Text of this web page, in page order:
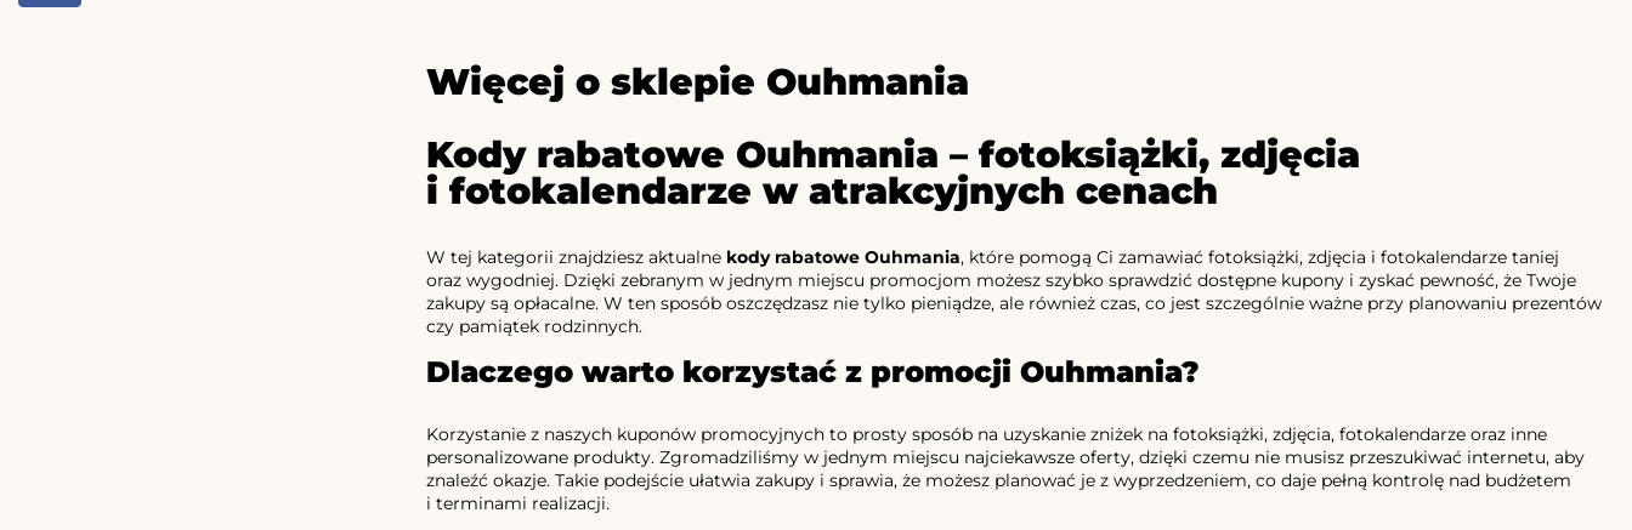
Więcej o sklepie Ouhmania
Kody rabatowe Ouhmania – fotoksiążki, zdjęcia
i fotokalendarze w atrakcyjnych cenach
W tej kategorii znajdziesz aktualne kody rabatowe Ouhmania, które pomogą Ci zamawiać fotoksiążki, zdjęcia i fotokalendarze taniej
oraz wygodniej. Dzięki zebranym w jednym miejscu promocjom możesz szybko sprawdzić dostępne kupony i zyskać pewność, że Twoje
zakupy są opłacalne. W ten sposób oszczędzasz nie tylko pieniądze, ale również czas, co jest szczególnie ważne przy planowaniu prezentów
czy pamiątek rodzinnych.
Dlaczego warto korzystać z promocji Ouhmania?
Korzystanie z naszych kuponów promocyjnych to prosty sposób na uzyskanie zniżek na fotoksiążki, zdjęcia, fotokalendarze oraz inne
personalizowane produkty. Zgromadziliśmy w jednym miejscu najciekawsze oferty, dzięki czemu nie musisz przeszukiwać internetu, aby
znaleźć okazje. Takie podejście ułatwia zakupy i sprawia, że możesz planować je z wyprzedzeniem, co daje pełną kontrolę nad budżetem
i terminami realizacji.